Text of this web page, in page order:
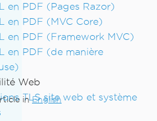
en PDF (Pages Razor)
en PDF (MVC Core)
en PDF (Framework MVC)
en PDF (de manière
Web
TLS site web et système
inEnglish